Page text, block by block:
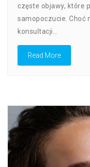
Co
Działa?
częste objawy, które
samopoczucie. Choć
konsultacji…
Read More